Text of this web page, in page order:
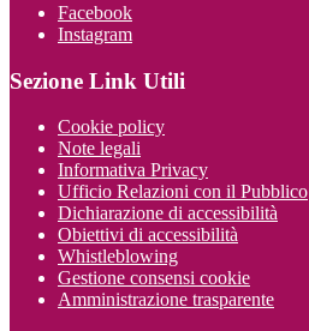
Facebook
Instagram
Sezione Link Utili
Cookie policy
Note legali
Informativa Privacy
Ufficio Relazioni con il Pubblico
Dichiarazione di accessibilità
Obiettivi di accessibilità
Whistleblowing
Gestione consensi cookie
Amministrazione trasparente